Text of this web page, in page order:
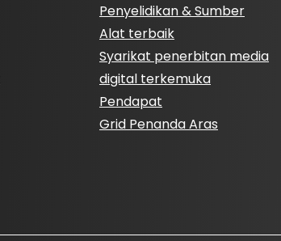
Penyelidikan & Sumber
Alat terbaik
Syarikat penerbitan media
digital terkemuka
Pendapat
Grid Penanda Aras